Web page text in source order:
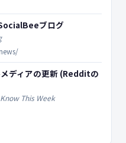
ブログ
ディアの更新 (Redditの
This Week